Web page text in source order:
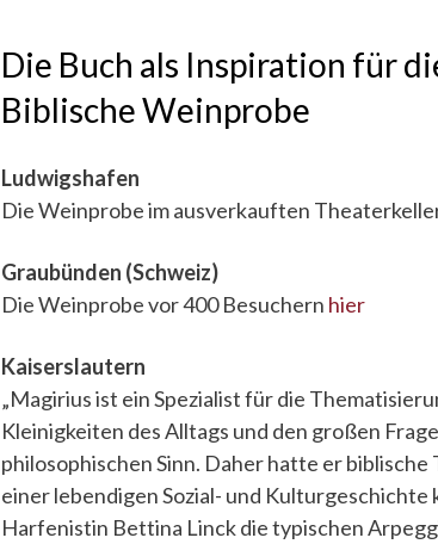
Die Buch als Inspiration für
Biblische Weinprobe
Ludwigshafen
Die Weinprobe im ausverkauften
Graubünden (Schweiz)
Die Weinprobe vor 400 Besuchern hier
Kaiserslautern
„Magirius ist ein Spezialist für die
Kleinigkeiten des Alltags und den großen
philosophischen Sinn. Daher hatte er
einer lebendigen Sozial- und
Harfenistin Bettina Linck die typischen